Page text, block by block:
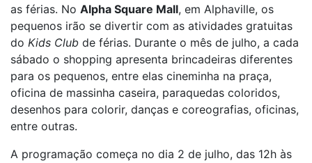
as férias. No Alpha Square Mall, em Alphaville, os
pequenos irão se divertir com as atividades gratuitas
do Kids Club de férias. Durante o mês de julho, a cada
sábado o shopping apresenta brincadeiras diferentes
para os pequenos, entre elas cineminha na praça,
oficina de massinha caseira, paraquedas coloridos,
desenhos para colorir, danças e coreografias, oficinas,
entre outras.
A programação começa no dia 2 de julho, das 12h às